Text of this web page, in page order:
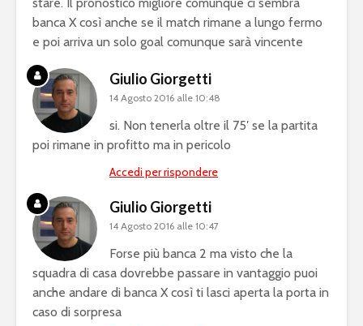
banca X così anche se il match rimane a lungo fermo
e poi arriva un solo goal comunque sarà vincente
Giulio Giorgetti
14 Agosto 2016 alle 10:48
si. Non tenerla oltre il 75′ se la partita
poi rimane in profitto ma in pericolo
Accedi per rispondere
Giulio Giorgetti
14 Agosto 2016 alle 10:47
Forse più banca 2 ma visto che la
squadra di casa dovrebbe passare in vantaggio puoi
anche andare di banca X così ti lasci aperta la porta in
caso di sorpresa